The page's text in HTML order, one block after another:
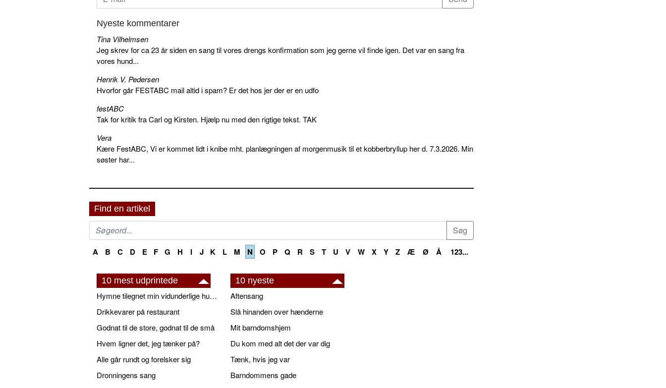
Nyeste kommentarer
Tina Vilhelmsen
Jeg skrev for ca 23 år siden en sang til vores drengs konfirmation som jeg gerne vil finde igen. Det var en sang fra
vores hund...
Henrik V. Pedersen
Hvorfor går FESTABC mail altid i spam? Er det hos jer der er en udfo
festABC
Tak for kritik fra Carl og Kirsten. Hjælp nu med den rigtige tekst. TAK
Vera
Kære FestABC, Vi er kommet lidt i knibe mht. planlægningen af morgenmusik til et kobberbryllup her d. 7.3.2026. Min
søster har...
Find en artikel
A B C D E F G H I J K L M N O P Q R S T U V W X Y Z Æ Ø Å 123...
10 mest udprintede
Hymne tilegnet min vidunderlige husbond
Drikkevarer på restaurant
Godnat til de store, godnat til de små
Hvem ligner det, jeg tænker på?
Alle går rundt og forelsker sig
Dronningens sang
10 nyeste
Aftensang
Slå hinanden over hænderne
Mit barndomshjem
Du kom med alt det der var dig
Tænk, hvis jeg var
Barndommens gade